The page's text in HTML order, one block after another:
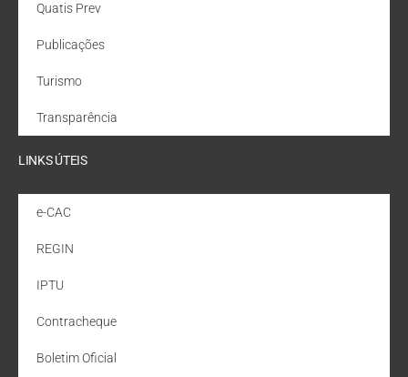
Quatis Prev
Publicações
Turismo
Transparência
LINKS ÚTEIS
e-CAC
REGIN
IPTU
Contracheque
Boletim Oficial